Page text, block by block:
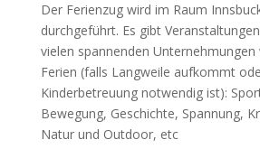
Der Ferienzug wird im Raum
durchgeführt. Es gibt
vielen spannenden
Ferien (falls Langweile aufkommt
Kinderbetreuung notwendig ist):
Bewegung, Geschichte, Spannung,
Natur und Outdoor, etc